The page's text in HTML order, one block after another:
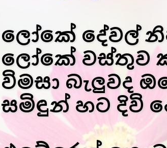
ලෝකේ දේවල්
ලෝකේ වස්තුව
විමසා බැලුවද
සමිඳුන් හට දිවි